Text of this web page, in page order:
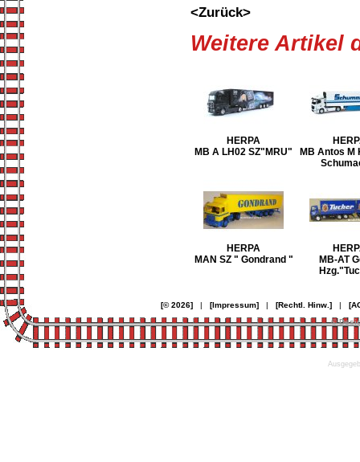
<Zurück>
Weitere Artikel
HERPA
MB A LH02 SZ"MRU"
MB Antos M
HERPA
MAN SZ " Gondrand "
MB-AT
[© 2026]| [Impressum]| [Rechtl. Hinw.]|
©